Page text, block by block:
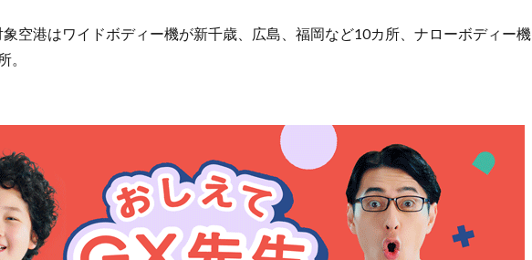
空港はワイドボディー機が新千歳、広島、福岡など10カ所、ナローボディー機
。